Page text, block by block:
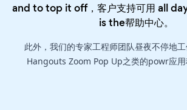
and to top it off，客户支持可用 all
is the帮助中心。
此外，我们的专家工程师团队昼夜不停地
Hangouts Zoom Pop Up之类的powr应用